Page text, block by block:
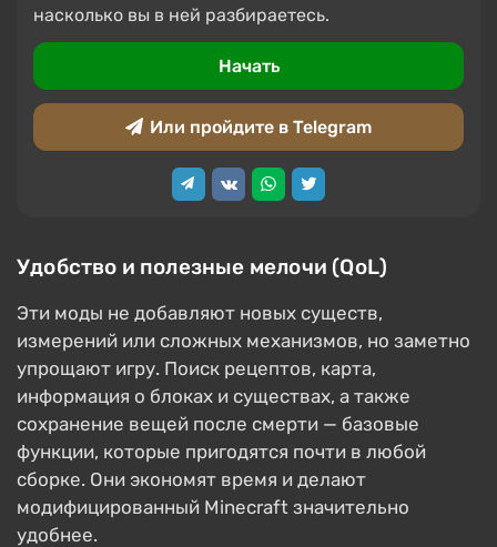
насколько вы в ней разбираетесь.
Начать
Или пройдите в Telegram
Удобство и полезные мелочи (QoL)
Эти моды не добавляют новых существ,
измерений или сложных механизмов, но заметно
упрощают игру. Поиск рецептов, карта,
информация о блоках и существах, а также
сохранение вещей после смерти — базовые
функции, которые пригодятся почти в любой
сборке. Они экономят время и делают
модифицированный Minecraft значительно
удобнее.